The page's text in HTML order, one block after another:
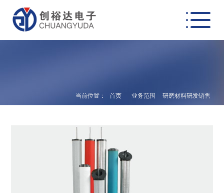
当前位置： 首页 - 业务范围 - 研磨材料研发销售